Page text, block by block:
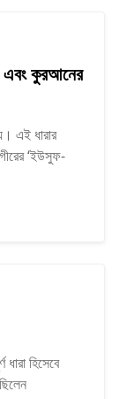
এবং কুরআনের
এই ধারার
‘ইউসুফ-
হিসেবে